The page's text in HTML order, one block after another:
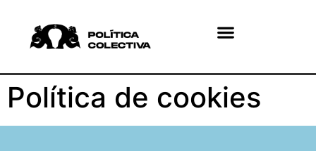
Política de cookies